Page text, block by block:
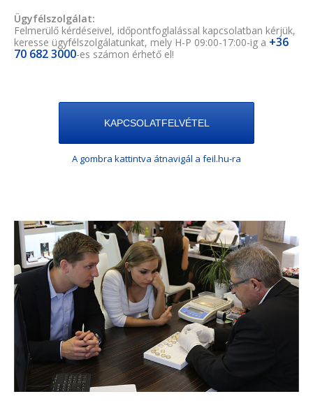
Ügyfélszolgálat:
Felmerülő kérdéseivel, időpontfoglalással kapcsolatban kérjük,
keresse ügyfélszolgálatunkat, mely H-P 09:00-17:00-ig a +36
70 682 3000-es számon érhető el!
KAPCSOLATFELVÉTEL
A gombra kattintva átnavigál a feil.hu-ra